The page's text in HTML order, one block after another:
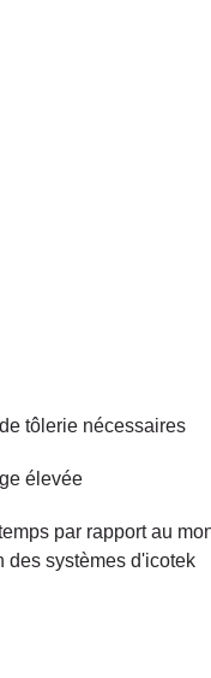
tôlerie nécessaires
élevée
par rapport au
des systèmes d'icotek